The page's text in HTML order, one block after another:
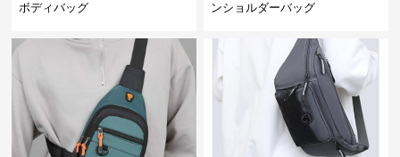
ボディバッグ
ンショルダーバッグ